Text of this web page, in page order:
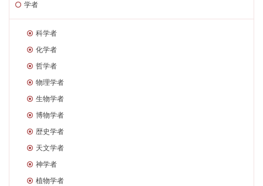
学者
科学者
化学者
哲学者
物理学者
生物学者
博物学者
歴史学者
天文学者
神学者
植物学者